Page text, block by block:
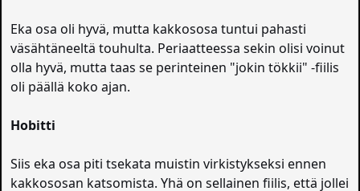
Eka osa oli hyvä, mutta kakkososa tuntui pahasti
väsähtäneeltä touhulta. Periaatteessa sekin olisi voinut
olla hyvä, mutta taas se perinteinen "jokin tökkii" -fiilis
oli päällä koko ajan.
Hobitti
Siis eka osa piti tsekata muistin virkistykseksi ennen
kakkososan katsomista. Yhä on sellainen fiilis, että jollei